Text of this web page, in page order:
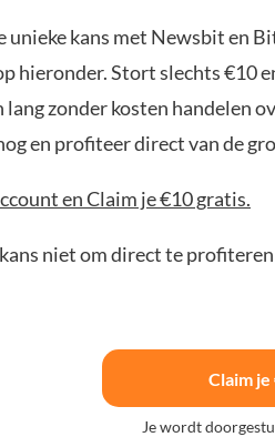
unieke kans met Newsbit en
hieronder. Stort slechts €10
lang zonder kosten handelen
en profiteer direct van de
en Claim je €10 gratis.
niet om direct te
Claim
Je wordt